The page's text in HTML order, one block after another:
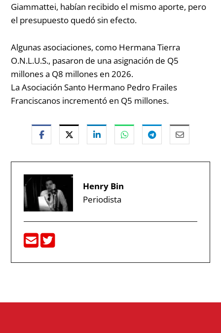
Giammattei, habían recibido el mismo aporte, pero
el presupuesto quedó sin efecto.
Algunas asociaciones, como Hermana Tierra
O.N.L.U.S., pasaron de una asignación de Q5
millones a Q8 millones en 2026.
La Asociación Santo Hermano Pedro Frailes
Franciscanos incrementó en Q5 millones.
Henry Bin
Periodista